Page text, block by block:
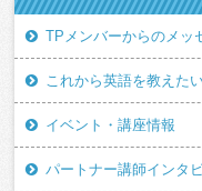
TPメンバーからのメッ
これから英語を教えた
イベント・講座情報
パートナー講師インタ